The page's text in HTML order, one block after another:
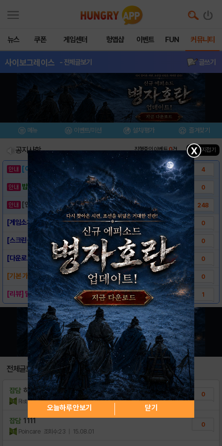
뉴스 쿠폰 게임센터 헝앱샵 이벤트 FUN 커뮤니티
사이보그레이스 - 전체글보기 글쓰기
메뉴 이벤트/미션 설치/평가 즐겨찾기
공지사항 진행중인 이벤트0건 ▲ 공지접기
[이벤트] 웃음으로 매일매일 해피! 유머 게시.. 4
밥알이의 헝앱통신 ⑲ “밥알이, 드디어 멀티를.. 0
[안내] 헝그리앱 필수 상식! 밥알 획득 안내.. 248
[게임소개] - 사이보그레이스 0
[스크린샷] - 사이보그레이스 0
[다운로드링크] - 사이보그레이스 0
[기본 가이드]사이보그 레이스 메인 UI 0
[리뷰] 달리기 시합해볼까? 출동! 사이보그레.. 1
전체글보기
잡담 하이
Ristorante 조회수:26 | 16.09.06
0
잡담 1111
Poincare 조회수:23 | 15.08.01
0
X
오늘하루 안보기 닫기